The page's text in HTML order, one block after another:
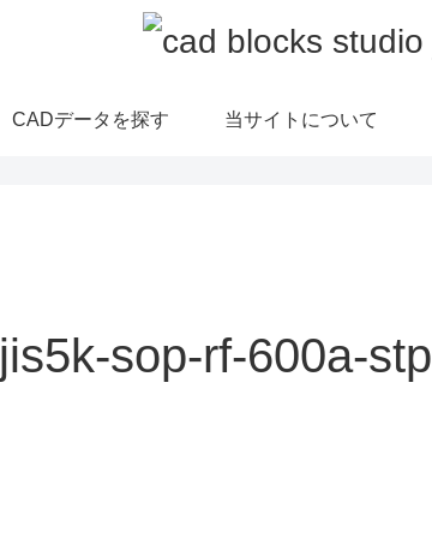
CADデータを探す 当サイトについて
jis5k-sop-rf-600a-stp